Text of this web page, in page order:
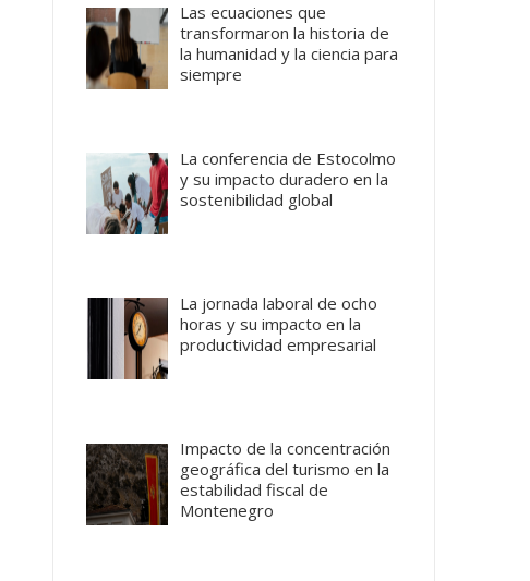
Las ecuaciones que
transformaron la historia de
la humanidad y la ciencia para
siempre
La conferencia de Estocolmo
y su impacto duradero en la
sostenibilidad global
La jornada laboral de ocho
horas y su impacto en la
productividad empresarial
Impacto de la concentración
geográfica del turismo en la
estabilidad fiscal de
Montenegro